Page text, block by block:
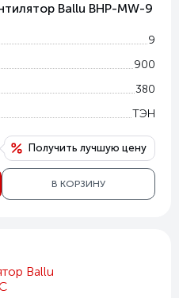
Ballu BHP-MW-9
9
900
380
ТЭН
Получить лучшую цену
В КОРЗИНУ